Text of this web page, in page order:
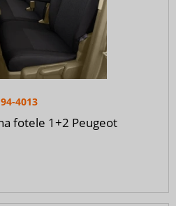
4013
fotele 1+2 Peugeot